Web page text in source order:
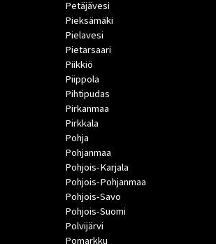
Petäjävesi
Pieksämäki
Pielavesi
Pietarsaari
Piikkiö
Piippola
Pihtipudas
Pirkanmaa
Pirkkala
Pohja
Pohjanmaa
Pohjois-Karjala
Pohjois-Pohjanmaa
Pohjois-Savo
Pohjois-Suomi
Polvijärvi